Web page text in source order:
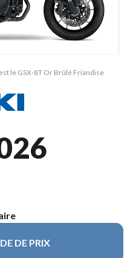
le GSX-8T Or Brûlé Friandise
DE PRIX